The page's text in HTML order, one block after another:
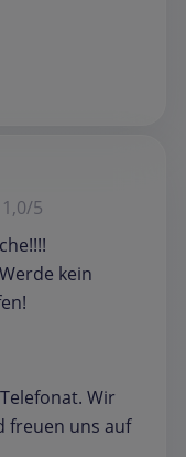
1,0/5
kein
Wir
freuen uns auf